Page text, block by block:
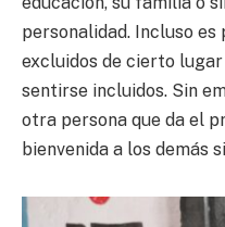
personalidad. Incluso
excluidos de cierto
sentirse incluidos. Sin
otra persona que da el
bienvenida a los demás